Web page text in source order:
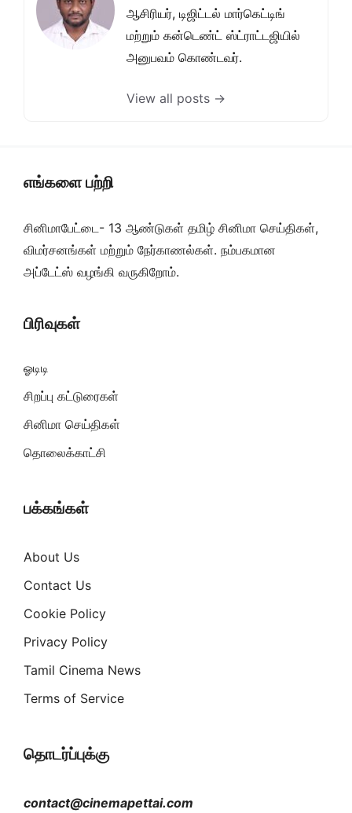
ஆசிரியர், டிஜிட்டல் மார்கெட்டிங்
மற்றும் கன்டெண்ட் ஸ்ட்ராட்டஜியில்
அனுபவம் கொண்டவர்.
View all posts →
எங்களை பற்றி
சினிமாபேட்டை- 13 ஆண்டுகள் தமிழ் சினிமா செய்திகள்,
விமர்சனங்கள் மற்றும் நேர்காணல்கள். நம்பகமான
அப்டேட்ஸ் வழங்கி வருகிறோம்.
பிரிவுகள்
ஓடிடி
சிறப்பு கட்டுரைகள்
சினிமா செய்திகள்
தொலைக்காட்சி
பக்கங்கள்
About Us
Contact Us
Cookie Policy
Privacy Policy
Tamil Cinema News
Terms of Service
தொடர்ப்புக்கு
contact@cinemapettai.com